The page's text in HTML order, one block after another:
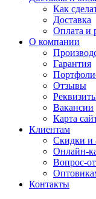
Как
Доставка
Оплата и
О компании
Гарантия
Отзывы
Вакансии
Карта
Клиентам
Скидки и
Онлайн-
Вопрос-
Контакты